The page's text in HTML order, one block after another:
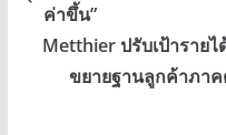
ค่าขึ้น”
Metthier ปรับเป้ารายไ
ขยายฐานลูกค้าภา